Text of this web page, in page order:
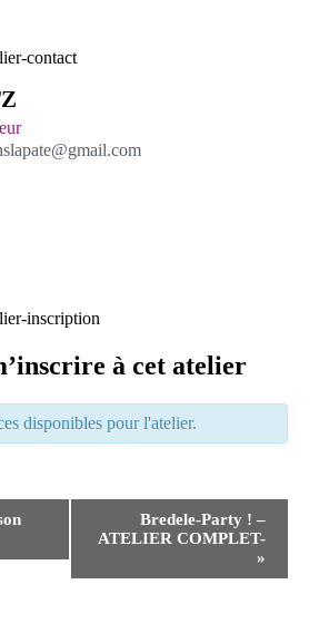
à cet atelier
disponibles pour l'atelier.
Bredele-Party ! –
ATELIER COMPLET-
»